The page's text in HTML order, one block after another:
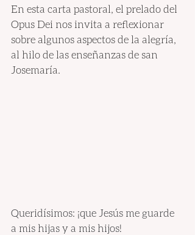
En esta carta pastoral, el prelado del
Opus Dei nos invita a reflexionar
sobre algunos aspectos de la alegría,
al hilo de las enseñanzas de san
Josemaría.
Queridísimos: ¡que Jesús me guarde
a mis hijas y a mis hijos!